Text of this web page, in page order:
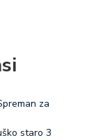
za
staro 3